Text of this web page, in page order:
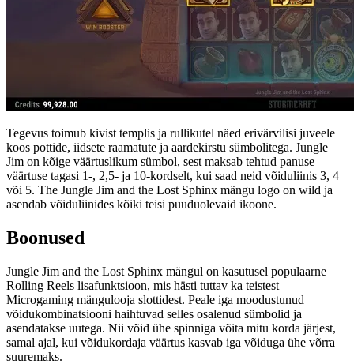
Tegevus toimub kivist templis ja rullikutel näed erivärvilisi juveele
koos pottide, iidsete raamatute ja aardekirstu sümbolitega. Jungle
Jim on kõige väärtuslikum sümbol, sest maksab tehtud panuse
väärtuse tagasi 1-, 2,5- ja 10-kordselt, kui saad neid võiduliinis 3, 4
või 5. The Jungle Jim and the Lost Sphinx mängu logo on wild ja
asendab võiduliinides kõiki teisi puuduolevaid ikoone.
Boonused
Jungle Jim and the Lost Sphinx mängul on kasutusel populaarne
Rolling Reels lisafunktsioon, mis hästi tuttav ka teistest
Microgaming mängulooja slottidest. Peale iga moodustunud
võidukombinatsiooni haihtuvad selles osalenud sümbolid ja
asendatakse uutega. Nii võid ühe spinniga võita mitu korda järjest,
samal ajal, kui võidukordaja väärtus kasvab iga võiduga ühe võrra
suuremaks.